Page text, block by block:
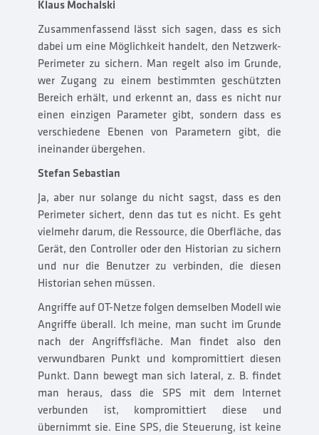
Klaus Mochalski
Zusammenfassend lässt sich sagen, dass es sich
dabei um eine Möglichkeit handelt, den Netzwerk-
Perimeter zu sichern. Man regelt also im Grunde,
wer Zugang zu einem bestimmten geschützten
Bereich erhält, und erkennt an, dass es nicht nur
einen einzigen Parameter gibt, sondern dass es
verschiedene Ebenen von Parametern gibt, die
ineinander übergehen.
Stefan Sebastian
Ja, aber nur solange du nicht sagst, dass es den
Perimeter sichert, denn das tut es nicht. Es geht
vielmehr darum, die Ressource, die Oberfläche, das
Gerät, den Controller oder den Historian zu sichern
und nur die Benutzer zu verbinden, die diesen
Historian sehen müssen.
Angriffe auf OT-Netze folgen demselben Modell wie
Angriffe überall. Ich meine, man sucht im Grunde
nach der Angriffsfläche. Man findet also den
verwundbaren Punkt und kompromittiert diesen
Punkt. Dann bewegt man sich lateral, z. B. findet
man heraus, dass die SPS mit dem Internet
verbunden ist, kompromittiert diese und
übernimmt sie. Eine SPS, die Steuerung, ist keine